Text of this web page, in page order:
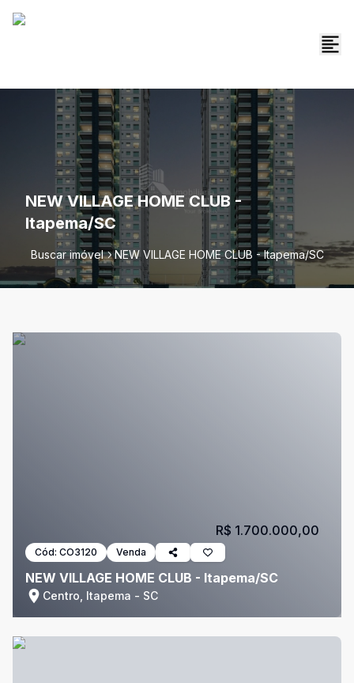
NEW VILLAGE HOME CLUB -
Itapema/SC
Buscar imóvel NEW VILLAGE HOME CLUB - Itapema/SC
Cód: CO3120 Venda
NEW VILLAGE HOME CLUB - Itapema/SC
Centro, Itapema - SC
R$ 1.700.000,00